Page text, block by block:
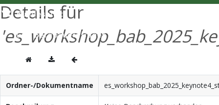
Details für
Ordner-/Dokumentname